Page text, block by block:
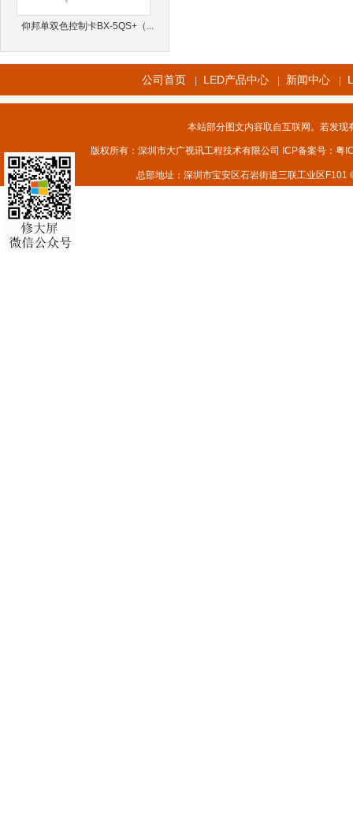
仰邦单双色控制卡BX-5QS+（...
公司首页 LED产品中心 新闻中心
本站部分图文内容取自互联网。若发
版权所有：深圳市大广视讯工程技术有限公司 ICP备案号： 粤
总部地址：深圳市宝安区石岩街道三联工业区